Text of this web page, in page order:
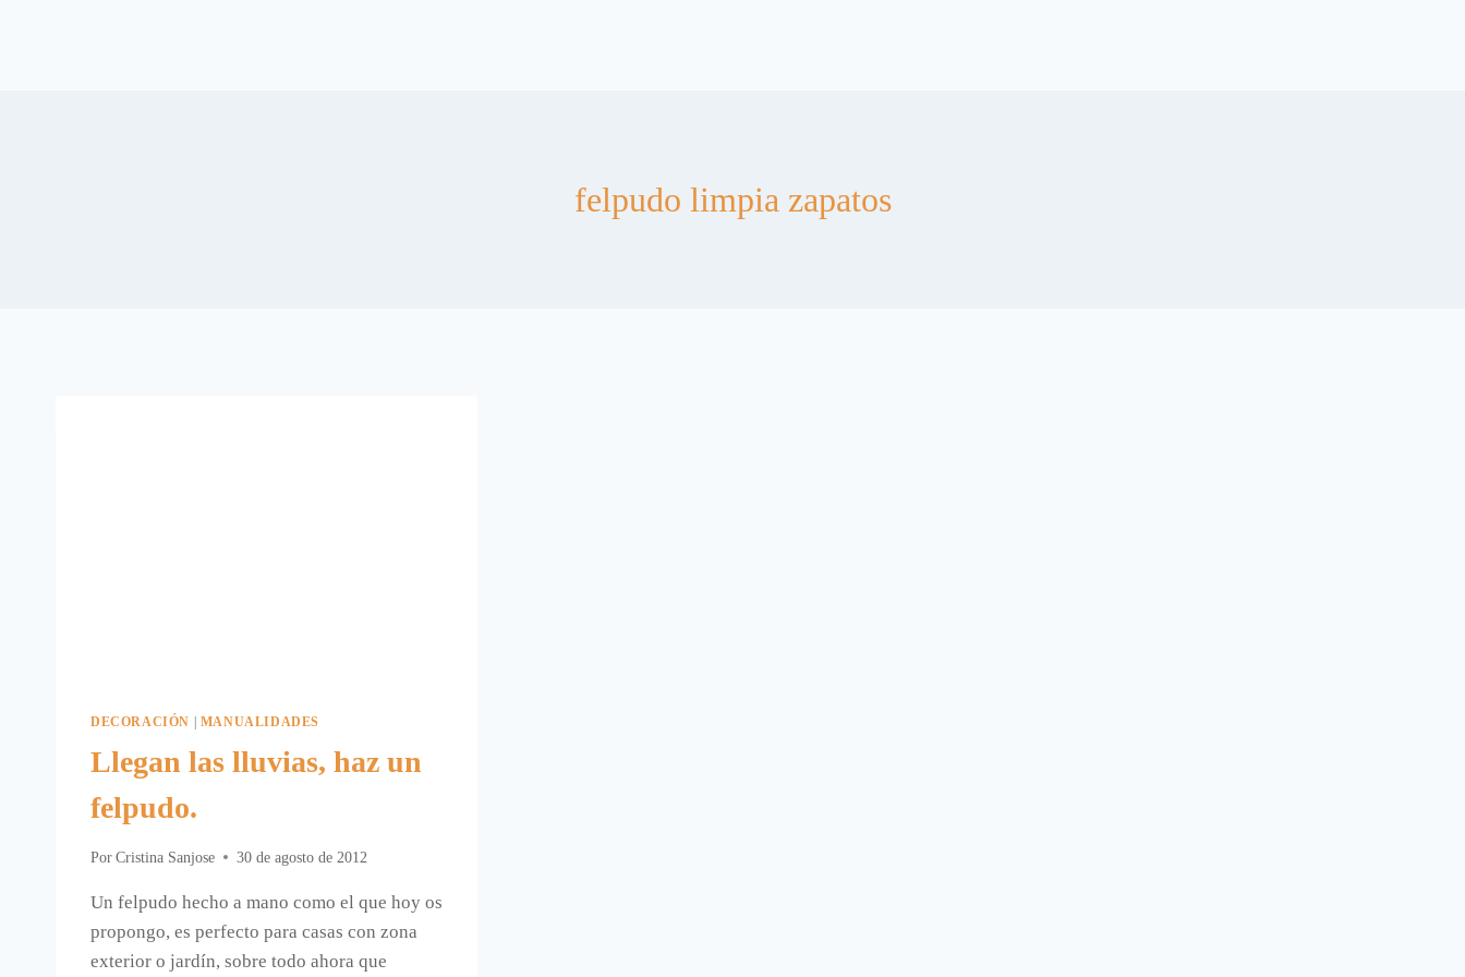
felpudo limpia zapatos
DECORACIÓN MANUALIDADES
Llegan las lluvias, haz un
felpudo.
Por Cristina Sanjose 30 de agosto de 2012
Un felpudo hecho a mano como el que hoy os
propongo, es perfecto para casas con zona
exterior o jardín, sobre todo ahora que